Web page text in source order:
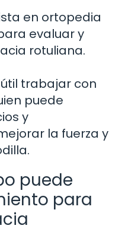
en ortopedia
evaluar y
rotuliana.
trabajar con
puede
y
la fuerza y
puede
para